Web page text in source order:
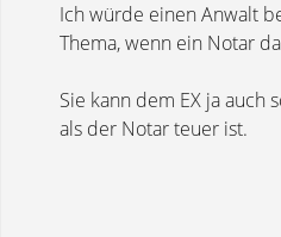
Ich würde einen Anwalt
Thema, wenn ein Notar
Sie kann dem EX ja auch
als der Notar teuer ist.